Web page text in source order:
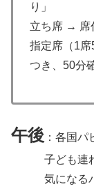
り」
立ち席 → 席
指定席（1
つき、50分
午後 ：各国パ
子ども連れな
気になるパビ